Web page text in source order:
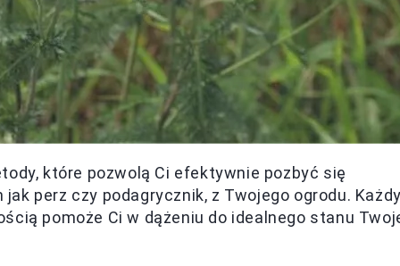
które pozwolą Ci efektywnie pozbyć się
perz czy podagrycznik, z Twojego ogrodu.
pomoże Ci w dążeniu do idealnego stanu